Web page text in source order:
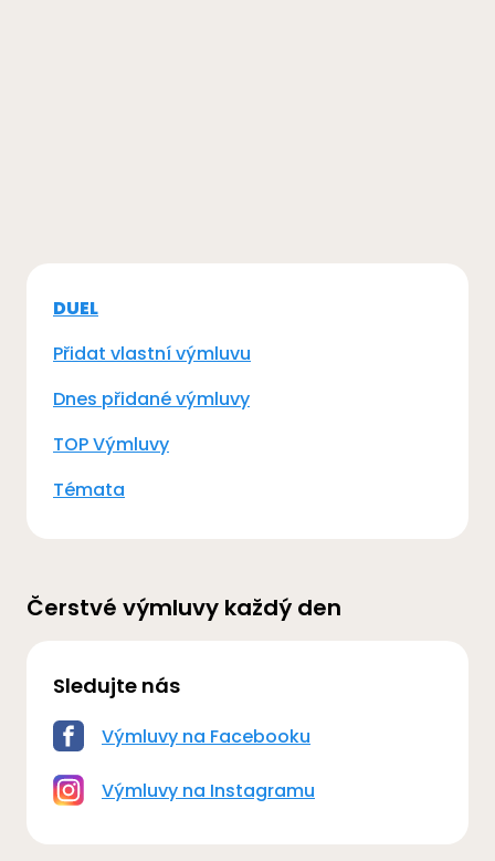
DUEL
Přidat vlastní výmluvu
Dnes přidané výmluvy
TOP Výmluvy
Témata
Čerstvé výmluvy každý den
Sledujte nás
Výmluvy na Facebooku
Výmluvy na Instagramu